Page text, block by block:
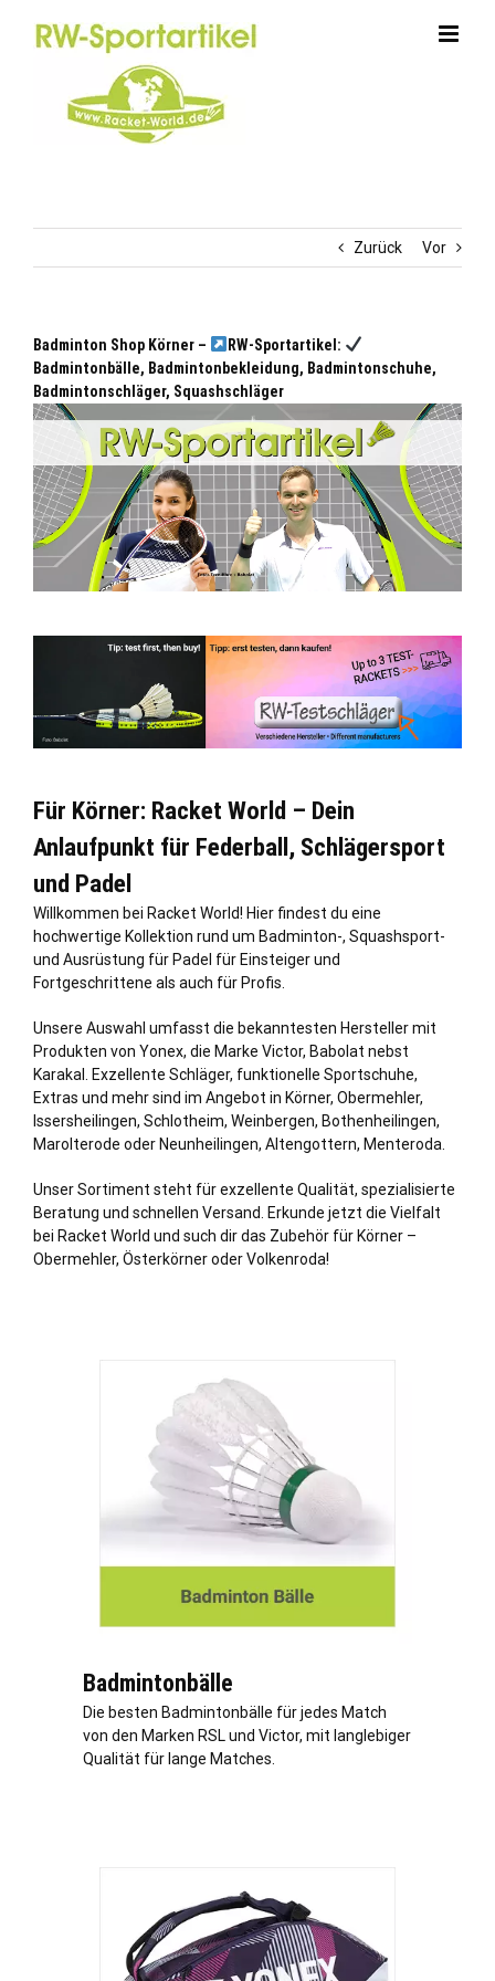
Zurück Vor
Badminton Shop Körner –
RW-Sportartikel:
Badmintonbälle, Badmintonbekleidung, Badmintonschuhe,
Badmintonschläger, Squashschläger
Für Körner: Racket World – Dein
Anlaufpunkt für Federball, Schlägersport
und Padel
Willkommen bei Racket World! Hier findest du eine
hochwertige Kollektion rund um Badminton-, Squashsport-
und Ausrüstung für Padel für Einsteiger und
Fortgeschrittene als auch für Profis.
Unsere Auswahl umfasst die bekanntesten Hersteller mit
Produkten von Yonex, die Marke Victor, Babolat nebst
Karakal. Exzellente Schläger, funktionelle Sportschuhe,
Extras und mehr sind im Angebot in Körner, Obermehler,
Issersheilingen, Schlotheim, Weinbergen, Bothenheilingen,
Marolterode oder Neunheilingen, Altengottern, Menteroda.
Unser Sortiment steht für exzellente Qualität, spezialisierte
Beratung und schnellen Versand. Erkunde jetzt die Vielfalt
bei Racket World und such dir das Zubehör für Körner –
Obermehler, Österkörner oder Volkenroda!
Badmintonbälle
Die besten Badmintonbälle für jedes Match
von den Marken RSL und Victor, mit langlebiger
Qualität für lange Matches.